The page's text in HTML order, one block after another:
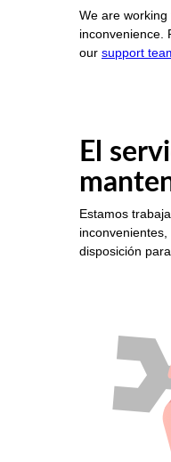
We are
inconvenience.
our support
El
Estamos
inconvenientes,
disposición